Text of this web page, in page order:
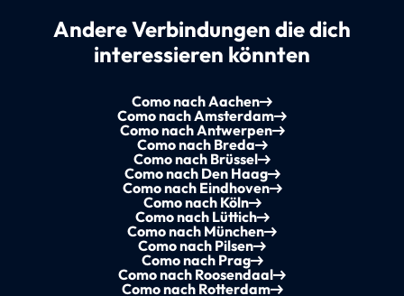
Andere Verbindungen die dich
interessieren könnten
Como nach Aachen
Como nach Amsterdam
Como nach Antwerpen
Como nach Breda
Como nach Brüssel
Como nach Den Haag
Como nach Eindhoven
Como nach Köln
Como nach Lüttich
Como nach München
Como nach Pilsen
Como nach Prag
Como nach Roosendaal
Como nach Rotterdam